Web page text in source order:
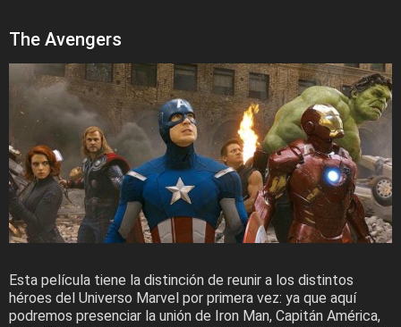
The Avengers
Esta película tiene la distinción de reunir a los distintos
héroes del Universo Marvel por primera vez: ya que aquí
podremos presenciar la unión de Iron Man, Capitán América,